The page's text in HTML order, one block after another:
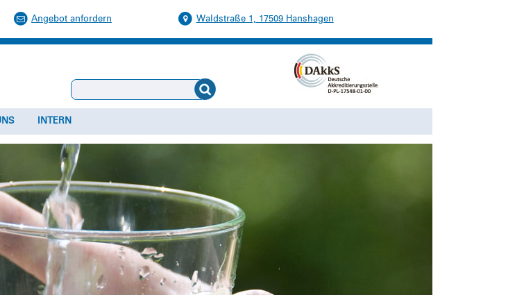
Angebot anfordern Waldstraße 1, 17509 Hanshagen
INTERN